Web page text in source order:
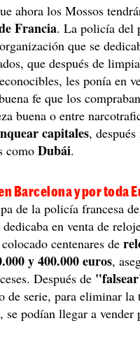
ahora los Mossos
Francia. La policía del
que se
que después de
les ponía en
fe que los
buena o entre
capitales,
comoDubái.
Barcelona y por toda
de la policía francesa
dedicaba en venta de
centenares de
y 400.000 euros,
Después de
de serie, para eliminar
se podían llegar a